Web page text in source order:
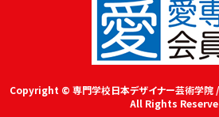
Copyright © 専門学校日本デザイナー芸術学院
All Rights